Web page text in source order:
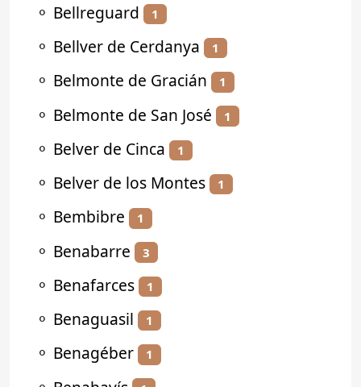
⚬ Bellreguard 1
⚬ Bellver de Cerdanya 1
⚬ Belmonte de Gracián 1
⚬ Belmonte de San José 1
⚬ Belver de Cinca 1
⚬ Belver de los Montes 1
⚬ Bembibre 1
⚬ Benabarre 3
⚬ Benafarces 1
⚬ Benaguasil 1
⚬ Benagéber 1